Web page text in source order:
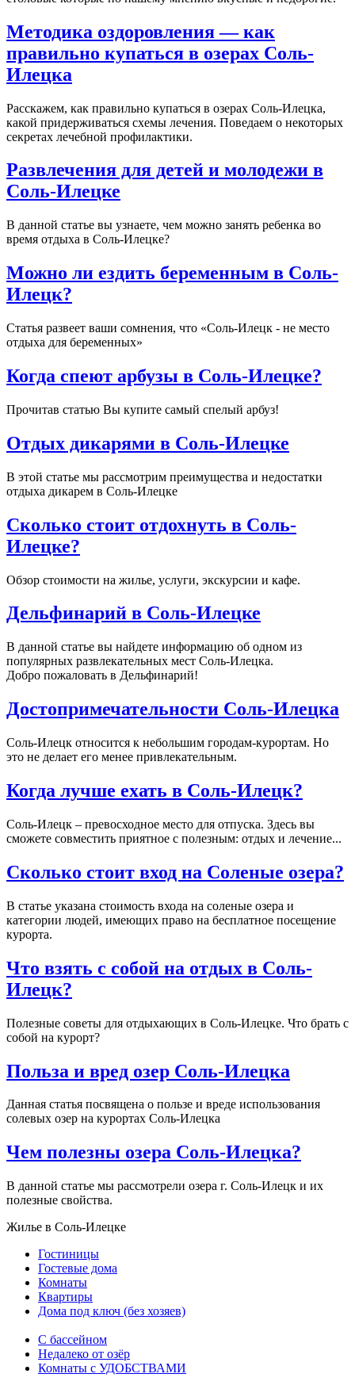
Методика оздоровления — как
правильно купаться в озерах Соль-
Илецка
Расскажем, как правильно купаться в озерах Соль-Илецка,
какой придерживаться схемы лечения. Поведаем о некоторых
секретах лечебной профилактики.
Развлечения для детей и молодежи в
Соль-Илецке
В данной статье вы узнаете, чем можно занять ребенка во
время отдыха в Соль-Илецке?
Можно ли ездить беременным в Соль-
Илецк?
Статья развеет ваши сомнения, что «Соль-Илецк - не место
отдыха для беременных»
Когда спеют арбузы в Соль-Илецке?
Прочитав статью Вы купите самый спелый арбуз!
Отдых дикарями в Соль-Илецке
В этой статье мы рассмотрим преимущества и недостатки
отдыха дикарем в Соль-Илецке
Сколько стоит отдохнуть в Соль-
Илецке?
Обзор стоимости на жилье, услуги, экскурсии и кафе.
Дельфинарий в Соль-Илецке
В данной статье вы найдете информацию об одном из
популярных развлекательных мест Соль-Илецка.
Добро пожаловать в Дельфинарий!
Достопримечательности Соль-Илецка
Соль-Илецк относится к небольшим городам-курортам. Но
это не делает его менее привлекательным.
Когда лучше ехать в Соль-Илецк?
Соль-Илецк – превосходное место для отпуска. Здесь вы
сможете совместить приятное с полезным: отдых и лечение...
Сколько стоит вход на Соленые озера?
В статье указана стоимость входа на соленые озера и
категории людей, имеющих право на бесплатное посещение
курорта.
Что взять с собой на отдых в Соль-
Илецк?
Полезные советы для отдыхающих в Соль-Илецке. Что брать с
собой на курорт?
Польза и вред озер Соль-Илецка
Данная статья посвящена о пользе и вреде использования
солевых озер на курортах Соль-Илецка
Чем полезны озера Соль-Илецка?
В данной статье мы рассмотрели озера г. Соль-Илецк и их
полезные свойства.
Жилье в Соль-Илецке
Гостиницы
Гостевые дома
Комнаты
Квартиры
Дома под ключ (без хозяев)
C бассейном
Недалеко от озёр
Комнаты с УДОБСТВАМИ